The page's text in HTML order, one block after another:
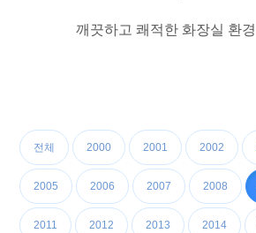
관리
장애
깨끗하고 쾌적한 화장실 환
전체 2000 2001 2002
2005 2006 2007 2008
2011 2012 2013 2014